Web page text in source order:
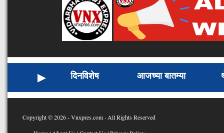
दिनविशेष आजच्या बातम्या
Copyright © 2026 - Vnxpres.com · All Rights Reserved